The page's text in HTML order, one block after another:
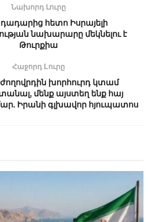
Նախորդ Լուրը
հետո Իսրայելի
նախարարը մեկնելու է
Թուրքիա
Հաջորդ Lուրը
խորհուրդ կտամ
մենք այստեղ ենք հայ
Իրանի գլխավոր հյուպատոս